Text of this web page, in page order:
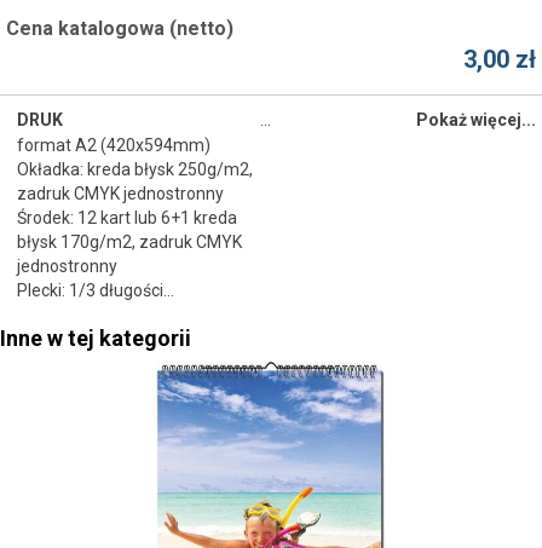
Cena katalogowa (netto)
3,00 zł
DRUK
format A2 (420x594mm)
Okładka: kreda błysk 250g/m2,
zadruk CMYK jednostronny
Środek: 12 kart lub 6+1 kreda
błysk 170g/m2, zadruk CMYK
jednostronny
Plecki: 1/3 długości...
Pokaż więcej...
Inne w tej kategorii